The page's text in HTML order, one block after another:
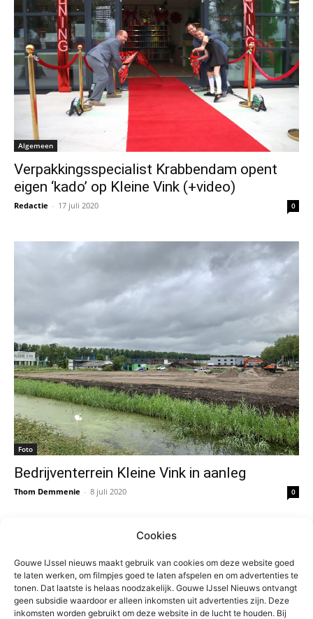
Cookies
Gouwe IJssel nieuws maakt gebruik van cookies om deze website goed
te laten werken, om filmpjes goed te laten afspelen en om advertenties te
tonen. Dat laatste is helaas noodzakelijk. Gouwe IJssel Nieuws ontvangt
geen subsidie waardoor er alleen inkomsten uit advertenties zijn. Deze
inkomsten worden gebruikt om deze website in de lucht te houden. Bij
Algemeen
Verpakkingsspecialist Krabbendam opent
eigen ‘kado’ op Kleine Vink (+video)
Redactie - 17 juli 2020 0
Foto
Bedrijventerrein Kleine Vink in aanleg
Thom Demmenie - 8 juli 2020 0